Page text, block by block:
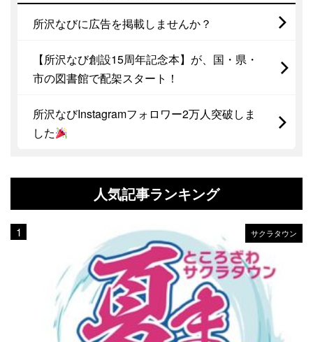
所沢なびに広告を掲載しませんか？
【所沢なび創設15周年記念本】が、国・県・
市の図書館で配架スタート！
所沢なびInstagramフォロワー2万人突破しま
した
人気記事ランキング
サクラタウン